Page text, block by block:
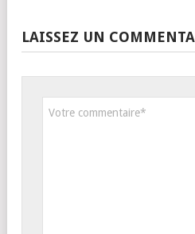
LAISSEZ UN